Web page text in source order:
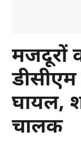
मजदूरों
घायल,
चालक